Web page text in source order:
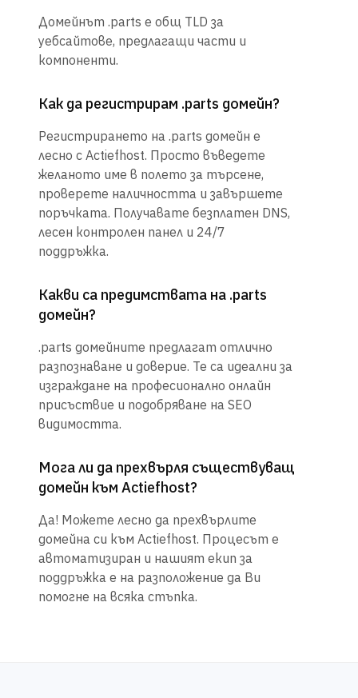
Домейнът .parts е общ TLD за
уебсайтове, предлагащи части и
компоненти.
Как да регистрирам .parts домейн?
Регистрирането на .parts домейн е
лесно с Actiefhost. Просто въведете
желаното име в полето за търсене,
проверете наличността и завършете
поръчката. Получавате безплатен DNS,
лесен контролен панел и 24/7
поддръжка.
Какви са предимствата на .parts
домейн?
.parts домейните предлагат отлично
разпознаване и доверие. Те са идеални за
изграждане на професионално онлайн
присъствие и подобряване на SEO
видимостта.
Мога ли да прехвърля съществуващ
домейн към Actiefhost?
Да! Можете лесно да прехвърлите
домейна си към Actiefhost. Процесът е
автоматизиран и нашият екип за
поддръжка е на разположение да Ви
помогне на всяка стъпка.